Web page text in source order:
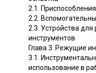
2.1.
2.2.
2.3. Устройства
инструментов
Глава 3. Режущие
3.1.
использование в